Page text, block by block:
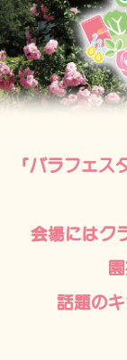
「バラフェス
会場にはク
話題の